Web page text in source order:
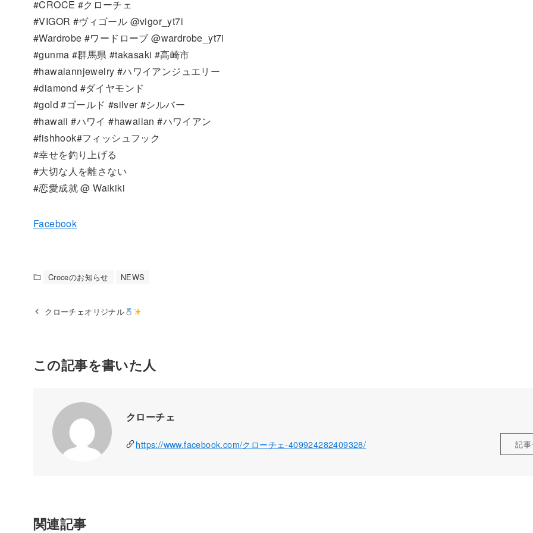
#CROCE #クローチェ
#VIGOR #ヴィゴール @vigor_yt7i
#Wardrobe #ワードローブ @wardrobe_yt7i
#gunma #群馬県 #takasaki #高崎市
#hawaiannjewelry #ハワイアンジュエリー
#diamond #ダイヤモンド
#gold #ゴールド #silver #シルバー
#hawaii #ハワイ #hawaiian #ハワイアン
#fishhook#フィッシュフック
#幸せを釣り上げる
#大切な人を離さない
#恋愛成就 @ Waikiki
Facebook
Croceのお知らせ NEWS
クローチェオリジナル
この記事を書いた人
クローチェ
https://www.facebook.com/クローチェ-409924282409328/ 記
関連記事